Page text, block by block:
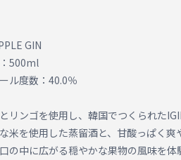
GIN
500ml
ル度数：40.0％
リンゴを使用し、韓国でつくられた
米を使用した蒸留酒と、甘酸っぱく
の中に広がる穏やかな果物の風味を体